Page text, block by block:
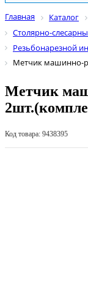
Главная Каталог
Столярно-
Резьбонарезной
Метчик машинно-
Метчик
Код товара: 9438395